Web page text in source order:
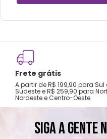
Não vai á lava-
ondas.
abrasivos.
Frete grátis
A partir de R$ 199,90 para Sul
Sudeste e R$ 259,90 para
Nordeste e Centro-Oeste
SIGA A GENTE